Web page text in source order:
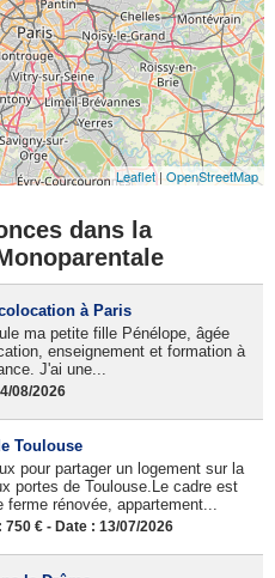
Leaflet|OpenStreetMap
dans la
à Paris
ma petite fille Pénélope, âgée
enseignement et formation à
J'ai une...
08/2026
Toulouse
pour partager un logement sur la
portes de Toulouse.Le cadre est
rénovée, appartement...
750 € - Date : 13/07/2026